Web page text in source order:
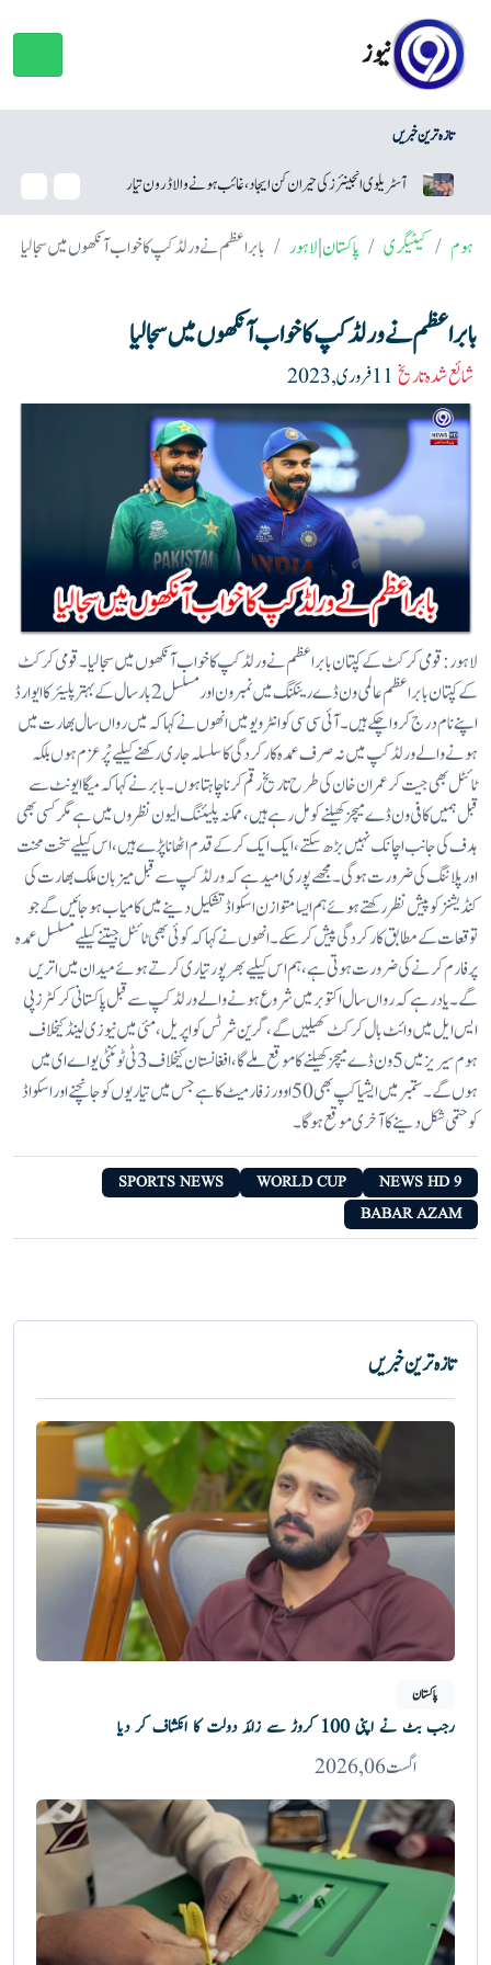
نیوز
تازہ ترین خبریں
کی حیران کن ایجاد، غائب ہونے والا ڈرون تیار سام سنگ نے اینڈرائیڈ سیکیورٹی اپ
ہوم کیٹیگری پاکستان|لاہور بابراعظم نے ورلڈکپ کا خواب آنکھوں میں سجالیا
بابراعظم نے ورلڈکپ کا خواب آنکھوں میں سجالیا
شائع شدہ تاریخ
لاہور: قومی کرکٹ کے کپتان بابر اعظم نے ورلڈکپ کا خواب آنکھوں میں سجالیا۔ قومی کرکٹ
کے کپتان بابر اعظم عالمی ون ڈے رینکنگ میں نمبر ون اور مسلسل 2 بار سال کے بہتر پلیئر کا ایوارڈ
اپنے نام درج کرواچکے ہیں۔ آئی سی سی کو انٹرویو میں انھوں نے کہا کہ میں رواں سال بھارت میں
ہونے والے ورلڈکپ میں نہ صرف عمدہ کارکردگی کا سلسلہ جاری رکھنے کیلیے پْر عزم ہوں بلکہ
ٹائٹل بھی جیت کر عمران خان کی طرح تاریخ رقم کرنا چاہتا ہوں۔ بابر نے کہا کہ میگا ایونٹ سے
قبل ہمیں کافی ون ڈے میچز کھیلنے کو مل رہے ہیں،ممکنہ پلیئنگ الیون نظروں میں ہے مگر کسی بھی
ہدف کی جانب اچانک نہیں بڑھ سکتے،ایک ایک کرکے قدم اٹھانا پڑے ہیں،اس کیلیے سخت محنت
اور پلاننگ کی ضرورت ہوگی۔ مجھے پوری امید ہے کہ ورلڈکپ سے قبل میزبان ملک بھارت کی
کنڈیشنز کو پیش نظر رکھتے ہوئے ہم ایسا متوازن اسکواڈ تشکیل دینے میں کامیاب ہوجائیں گے جو
توقعات کے مطابق کارکردگی پیش کرسکے۔ انھوں نے کہا کہ کوئی بھی ٹائٹل جیتنے کیلیے مسلسل عمدہ
پرفارم کرنے کی ضرورت ہوتی ہے، ہم اس کیلیے بھرپور تیاری کرتے ہوئے میدان میں اتریں
گے۔ یاد رہے کہ رواں سال اکتوبر میں شروع ہونے والے ورلڈکپ سے قبل پاکستانی کرکٹرز پی
ایس ایل میں وائٹ بال کرکٹ کھیلیں گے، گرین شرٹس کو اپریل، مئی میں نیوزی لینڈ کیخلاف
ہوم سیریز میں 5ون ڈے میچز کھیلنے کا موقع ملے گا،افغانستان کیخلاف 3ٹی ٹوئنٹی یواے ای میں
ہوں گے۔ ستمبر میں ایشیا کپ بھی 50اوورز فارمیٹ کا ہے جس میں تیاریوں کو جانچنے اور اسکواڈ
کو حتمی شکل دینے کا آخری موقع ہوگا۔
9 NEWS HD
WORLD CUP
SPORTS NEWS
BABAR AZAM
تازہ ترین خبریں
پاکستان
رجب بٹ نے اپنی 100 کروڑ سے زائد دولت کا انکشاف کر دیا
اگست 06, 2026